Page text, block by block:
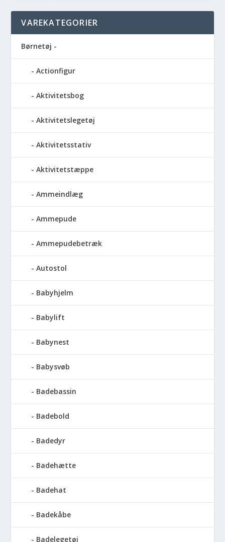
VAREKATEGORIER
Børnetøj -
Actionfigur
Aktivitetsbog
Aktivitetslegetøj
Aktivitetsstativ
Aktivitetstæppe
Ammeindlæg
Ammepude
Ammepudebetræk
Autostol
Babyhjelm
Babylift
Babynest
Babysvøb
Badebassin
Badebold
Badedyr
Badehætte
Badehat
Badekåbe
Badelegetøj